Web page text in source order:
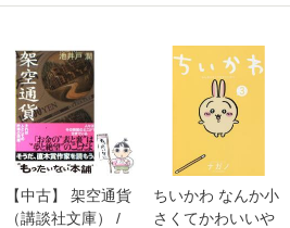
【中古】 架空通貨
（講談社文庫） /
ちいかわ なんか小
さくてかわいいや